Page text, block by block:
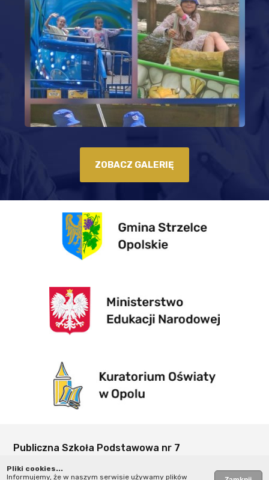
ZOBACZ GALERIĘ
Publiczna Szkoła Podstawowa nr 7
ul. Kardynała Wyszyńskiego 2
Pliki cookies...
Informujemy, że w naszym serwisie używamy plików